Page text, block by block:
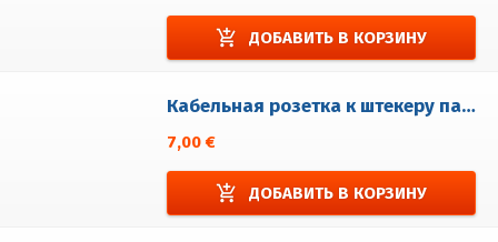
add_shopping_cart ДОБАВИТЬ В КОРЗИНУ
Кабельная розетка к штекеру панели WP4/HEM
7,00 €
add_shopping_cart ДОБАВИТЬ В КОРЗИНУ